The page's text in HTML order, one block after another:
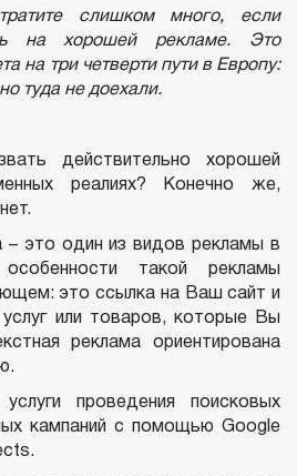
слишком много, если
на хорошей рекламе. Это
на три четверти пути в Европу:
туда не доехали.
действительно хорошей
реалиях? Конечно же,
– это один из видов рекламы в
такой рекламы
это ссылка на Ваш сайт и
или товаров, которые Вы
реклама ориентирована
проведения поисковых
кампаний с помощью Google